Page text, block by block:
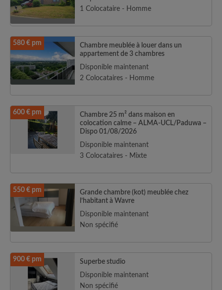
1 Colocataire - Homme
580 € pm
Chambre meublée à louer dans un
appartement de 3 chambres
Disponible maintenant
2 Colocataires - Homme
600 € pm
Chambre 25 m² dans maison en
colocation calme – ALMA-UCL/Paduwa –
Dispo 01/08/2026
Disponible maintenant
3 Colocataires - Mixte
550 € pm
Grande chambre (kot) meublée chez
l’habitant à Wavre
Disponible maintenant
Non spécifié
900 € pm
Superbe studio
Disponible maintenant
Non spécifié